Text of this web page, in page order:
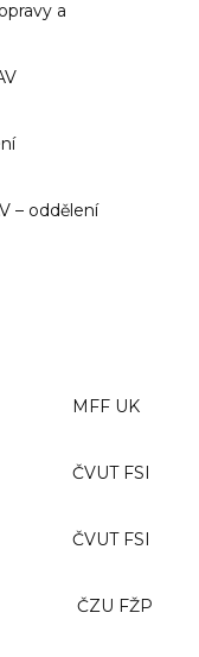
a
– oddělení
MFF UK
ČVUT FSI
ČVUT FSI
ČZU FŽP